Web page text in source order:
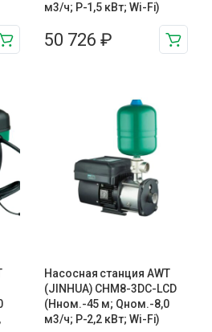
м3/ч; P-1,5 кВт; Wi-Fi)
50 726 ₽
Насосная станция AWT
(JINHUA) CHM8-3DC-LCD
(Нном.-45 м; Qном.-8,0
м3/ч; Р-2,2 кВт; Wi-Fi)